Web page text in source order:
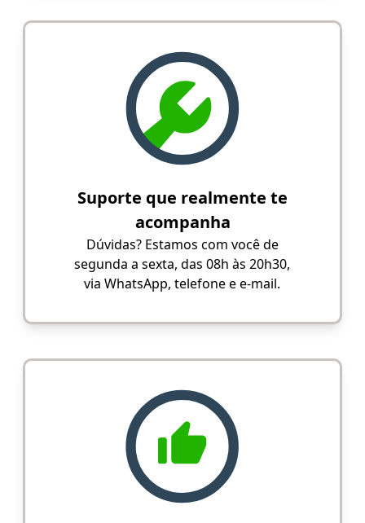
Suporte que realmente te
acompanha
Dúvidas? Estamos com você de
segunda a sexta, das 08h às 20h30,
via WhatsApp, telefone e e-mail.